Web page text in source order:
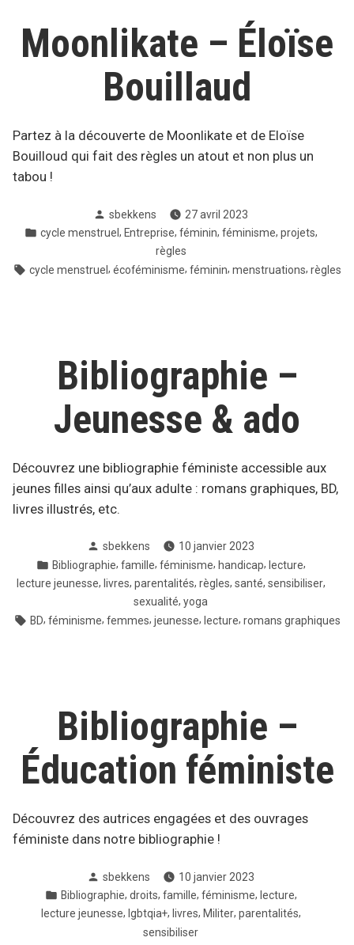
Moonlikate – Éloïse
Bouillaud
Partez à la découverte de Moonlikate et de Eloïse
Bouilloud qui fait des règles un atout et non plus un
tabou !
Posté
par
sbekkens
27 avril 2023
Posté
cycle menstruel , Entreprise, féminin, féminisme, projets,
règles
Tags:
cycle menstruel, écoféminisme, féminin, menstruations, règles
Bibliographie –
Jeunesse & ado
Découvrez une bibliographie féministe accessible aux
jeunes filles ainsi qu’aux adulte : romans graphiques, BD,
livres illustrés, etc.
Posté
par
sbekkens
10 janvier 2023
Posté
dans
Bibliographie, famille, féminisme, handicap, lecture,
lecture jeunesse, livres, parentalités, règles, santé, sensibiliser,
sexualité, yoga
Tags:
BD, féminisme, femmes, jeunesse, lecture, romans graphiques
Bibliographie –
Éducation féministe
Découvrez des autrices engagées et des ouvrages
féministe dans notre bibliographie !
Posté
par
sbekkens
10 janvier 2023
Posté
dans
Bibliographie, droits, famille, féminisme, lecture,
lecture jeunesse, lgbtqia+, livres, Militer, parentalités,
sensibiliser